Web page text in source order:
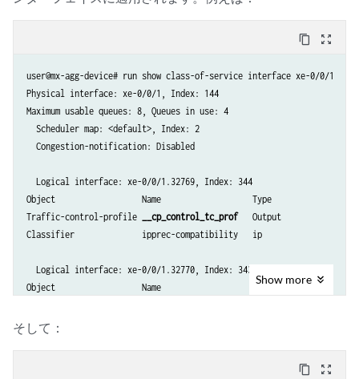
content_copy zoom_out_map
user@mx-agg-device# run show class-of-service interface xe-0/0/1
Physical interface: xe-0/0/1, Index: 144
Maximum usable queues: 8, Queues in use: 4
  Scheduler map: <default>, Index: 2
  Congestion-notification: Disabled
  Logical interface: xe-0/0/1.32769, Index: 344
Object                  Name                   Type
Traffic-control-profile __cp_control_tc_prof
Output
Classifier              ipprec-compatibility   ip
  Logical interface: xe-0/0/1.32770, Index: 343
Object                  Name                   Type
Show more
そして：
content_copy zoom_out_map